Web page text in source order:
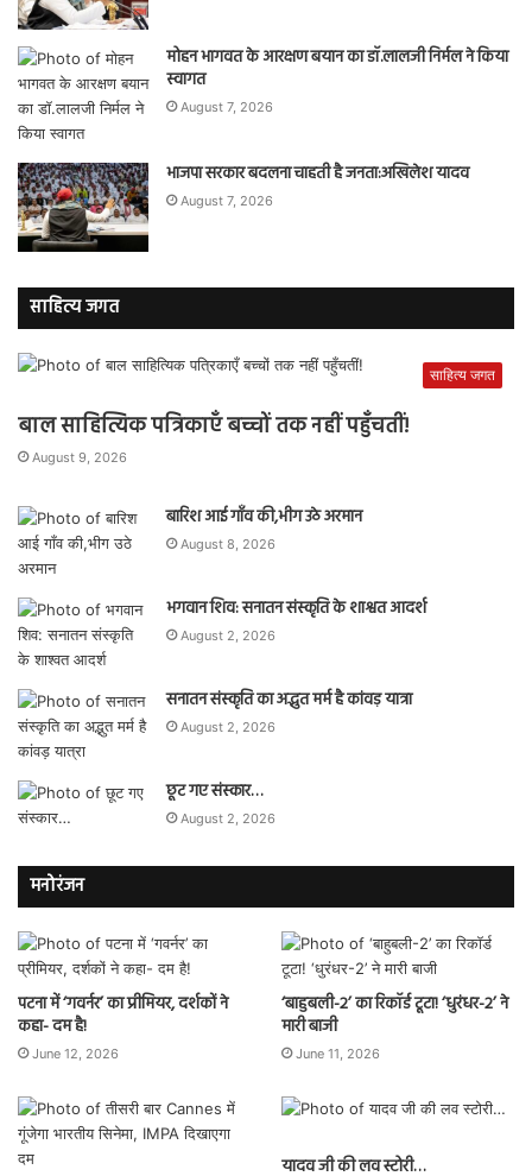
मोहन भागवत के आरक्षण बयान का डॉ.लालजी निर्मल ने किया
स्वागत
August 7, 2026
भाजपा सरकार बदलना चाहती है जनता:अखिलेश यादव
August 7, 2026
साहित्य जगत
साहित्य जगत
बाल साहित्यिक पत्रिकाएँ बच्चों तक नहीं पहुँचतीं!
August 9, 2026
बारिश आई गाँव की,भीग उठे अरमान
August 8, 2026
भगवान शिव: सनातन संस्कृति के शाश्वत आदर्श
August 2, 2026
सनातन संस्कृति का अद्भुत मर्म है कांवड़ यात्रा
August 2, 2026
छूट गए संस्कार…
August 2, 2026
मनोरंजन
पटना में ‘गवर्नर’ का प्रीमियर, दर्शकों ने
कहा- दम है!
June 12, 2026
‘बाहुबली-2’ का रिकॉर्ड टूटा! ‘धुरंधर-2’ ने
मारी बाजी
June 11, 2026
यादव जी की लव स्टोरी…